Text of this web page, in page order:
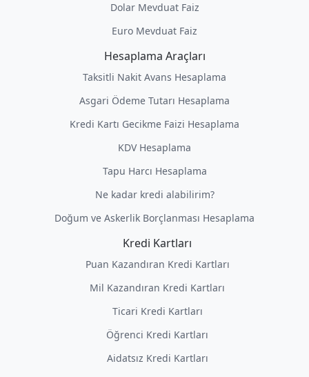
Dolar Mevduat Faiz
Euro Mevduat Faiz
Hesaplama Araçları
Taksitli Nakit Avans Hesaplama
Asgari Ödeme Tutarı Hesaplama
Kredi Kartı Gecikme Faizi Hesaplama
KDV Hesaplama
Tapu Harcı Hesaplama
Ne kadar kredi alabilirim?
Doğum ve Askerlik Borçlanması Hesaplama
Kredi Kartları
Puan Kazandıran Kredi Kartları
Mil Kazandıran Kredi Kartları
Ticari Kredi Kartları
Öğrenci Kredi Kartları
Aidatsız Kredi Kartları